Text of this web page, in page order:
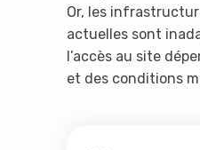
Or, les
actuelles sont
l’accès au site
et des conditions